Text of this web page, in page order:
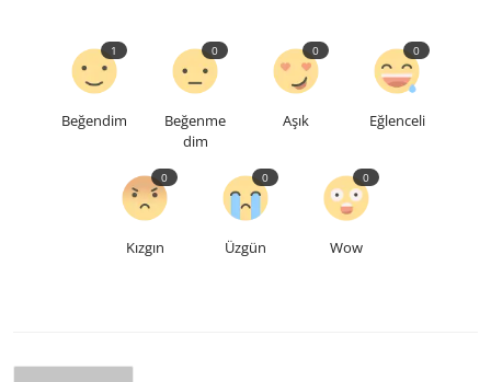
Beğendim
1
Beğenme
dim
0
Aşık
0
Eğlenceli
0
Kızgın
0
Üzgün
0
Wow
0